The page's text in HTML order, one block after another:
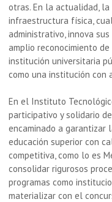
otras. En la actualidad,
infraestructura física,
administrativo, innova
amplio reconocimiento
institución universitaria
como una institución con
En el Instituto
participativo y solidario
encaminado a garantizar
educación superior con
competitiva, como lo es
consolidar rigurosos
programas como
materializar con el